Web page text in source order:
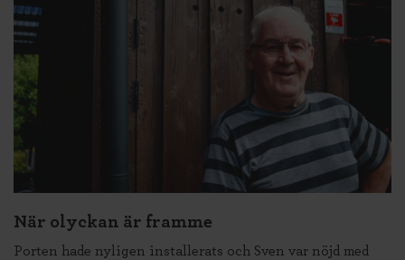
När olyckan är framme
Porten hade nyligen installerats och Sven var nöjd med